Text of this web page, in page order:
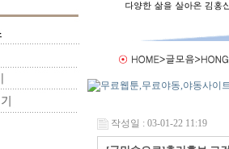
작성일 : 03-01-22 11:19